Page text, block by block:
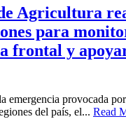
Agricultura
para
frontal y
emergencia provocada
del país, el... Read